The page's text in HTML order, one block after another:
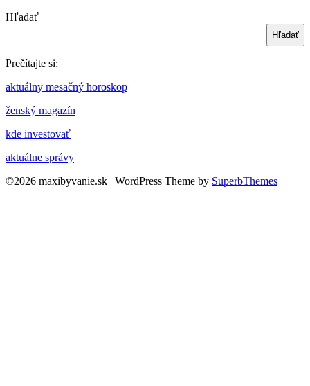
Hľadať
Hľadať
Prečítajte si:
aktuálny mesačný horoskop
ženský magazín
kde investovať
aktuálne správy
©2026 maxibyvanie.sk | WordPress Theme by SuperbThemes